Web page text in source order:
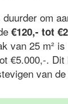
om
€120,- tot
van 25 m²
€5.000,-.
van